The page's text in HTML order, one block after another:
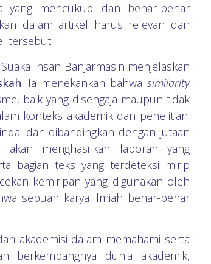
yang mencukupi dan benar-benar
dalam artikel harus relevan dan
tersebut.
Suaka Insan Banjarmasin menjelaskan
. Ia menekankan bahwa similarity
baik yang disengaja maupun tidak
konteks akademik dan penelitian.
dan dibandingkan dengan jutaan
menghasilkan laporan yang
bagian teks yang terdeteksi mirip
kemiripan yang digunakan oleh
sebuah karya ilmiah benar-benar
akademisi dalam memahami serta
berkembangnya dunia akademik,